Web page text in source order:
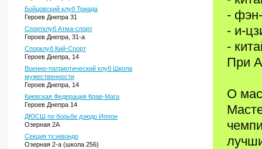
Бойцовский клуб Триада
Героев Днепра 31
Спортклуб Атма-спорт
Героев Днепра, 31-а
Спорклуб Кий-Спорт
Героев Днепра, 14
Военно-патриотический клуб Школа
мужественности
Героев Днепра, 14
Киевская Федерация Крав-Мага
Героев Днепра 14
ДЮСШ по борьбе дзюдо Иппон
Озерная 2А
Секция тхэквондо
Озерная 2-а (школа 256)
-
- и-
-
При
О